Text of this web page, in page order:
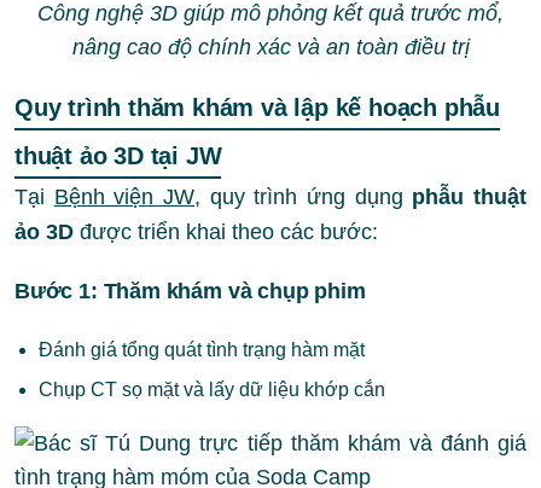
Công nghệ 3D giúp mô phỏng kết quả trước mổ,
nâng cao độ chính xác và an toàn điều trị
Quy trình thăm khám và lập kế hoạch phẫu
thuật ảo 3D tại JW
Tại Bệnh viện JW, quy trình ứng dụng phẫu thuật
ảo 3D được triển khai theo các bước:
Bước 1: Thăm khám và chụp phim
Đánh giá tổng quát tình trạng hàm mặt
Chụp CT sọ mặt và lấy dữ liệu khớp cắn